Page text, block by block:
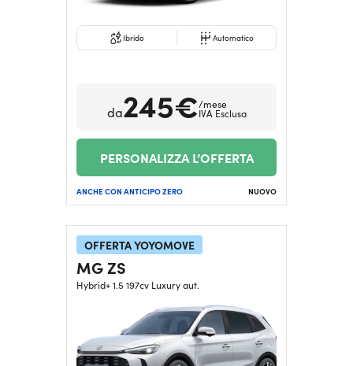
Ibrido Automatico
da245€/mese
IVA Esclusa
PERSONALIZZA L’OFFERTA
ANCHE CON ANTICIPO ZERO NUOVO
OFFERTA YOYOMOVE
MG ZS
Hybrid+ 1.5 197cv Luxury aut.